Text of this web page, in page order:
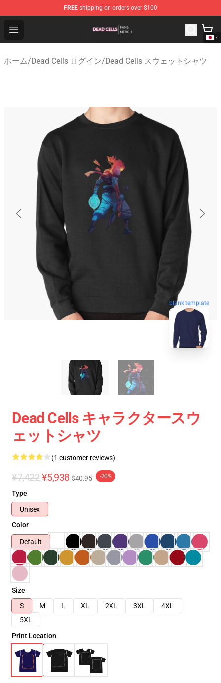
FREE shipping on orders over $100
Open menu
Dead Cells Shop - Official Dead Cells Merchandise Store
ホーム/Dead Cells ログイン/Dead Cells スウェットシャツ
blank template
Dead Cells キャラクタースウ
ェットシャツ
(1 customer reviews)
¥7,422 ¥5,938 $40.95 -20%
Type
Unisex
Color
Default
Size
S
M L XL 2XL 3XL
4XL
5XL
Print Location